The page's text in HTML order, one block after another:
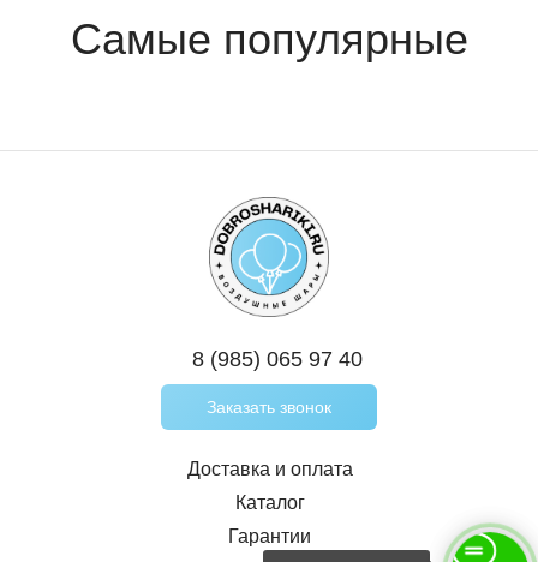
Доставка и оплата
Каталог
Гарантии
8 (985) 065 97 40
Заказать звонок